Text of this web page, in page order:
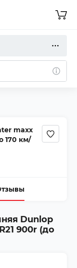
maxx
170 км/
Dunlop
900r (до